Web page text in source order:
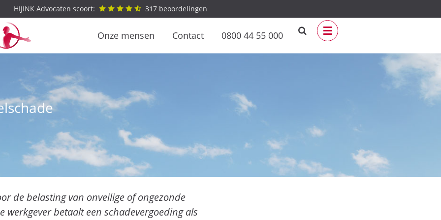
HIJINK Advocaten scoort: 317beoordelingen
Onze mensen Contact 0800 44 55 000
de belasting van onveilige of ongezonde
werkgever betaalt een schadevergoeding als